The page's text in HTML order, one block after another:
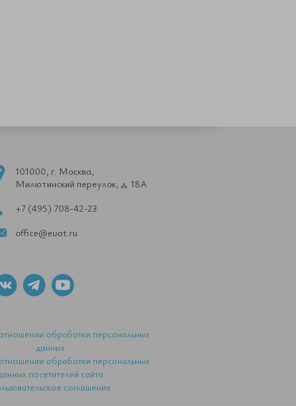
101000, г. Москва,
Милютинский переулок, д. 18А
+7 (495) 708-42-23
office@euat.ru
обработки персональных
данных
обработки персональных
посетителей сайта
соглашение